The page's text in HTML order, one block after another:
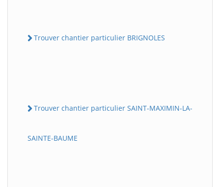
Trouver chantier particulier BRIGNOLES
Trouver chantier particulier SAINT-MAXIMIN-LA-
SAINTE-BAUME